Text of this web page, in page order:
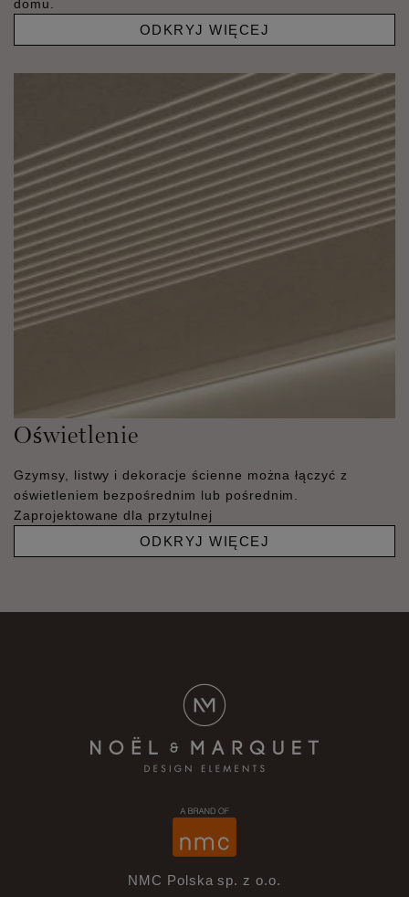
domu.
ODKRYJ WIĘCEJ
Oświetlenie
Gzymsy, listwy i dekoracje ścienne można łączyć z
oświetleniem bezpośrednim lub pośrednim.
Zaprojektowane dla przytulnej
ODKRYJ WIĘCEJ
NMC Polska sp. z o.o.